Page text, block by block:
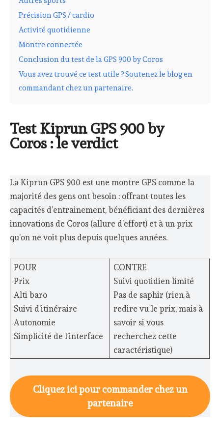
Précision GPS / cardio
Activité quotidienne
Montre connectée
Conclusion du test de la GPS 900 by Coros
Vous avez trouvé ce test utile ? Soutenez le blog en
commandant chez un partenaire.
Test Kiprun GPS 900 by
Coros : le verdict
La Kiprun GPS 900 est une montre GPS comme la
majorité des gens ont besoin : offrant toutes les
capacités d’entrainement, bénéficiant des dernières
innovations de Coros (allure d’effort) et à un prix
qu’on ne voit plus depuis quelques années.
POUR
Prix
Alti baro
Suivi d’itinéraire
Autonomie
Simplicité de l’interface
CONTRE
Suivi quotidien limité
Pas de saphir (rien à
redire vu le prix, mais à
savoir si vous
recherchez cette
caractéristique)
Cliquez ici pour commander chez un
partenaire